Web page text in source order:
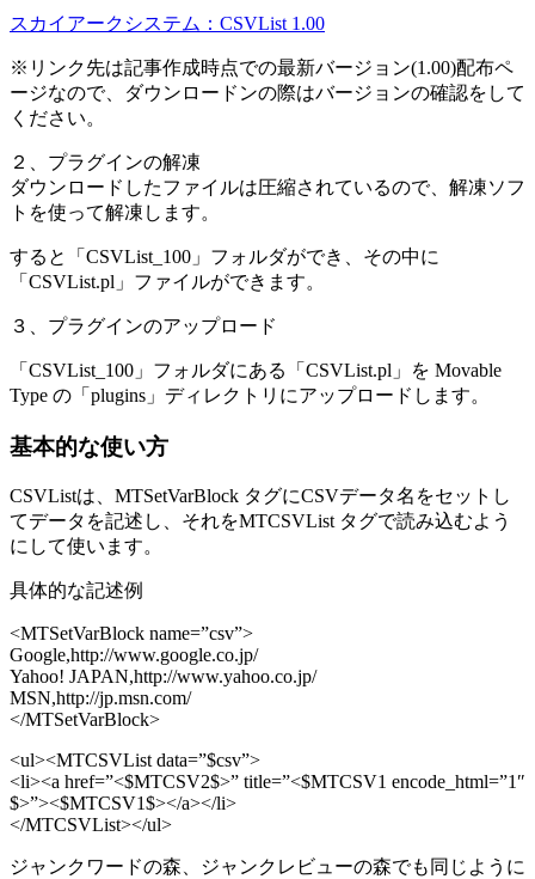
スカイアークシステム：CSVList 1.00
※リンク先は記事作成時点での最新バージョン(1.00)配布ペ
ージなので、ダウンロードンの際はバージョンの確認をして
ください。
２、プラグインの解凍
ダウンロードしたファイルは圧縮されているので、解凍ソフ
トを使って解凍します。
すると「CSVList_100」フォルダができ、その中に
「CSVList.pl」ファイルができます。
３、プラグインのアップロード
「CSVList_100」フォルダにある「CSVList.pl」を Movable
Type の「plugins」ディレクトリにアップロードします。
基本的な使い方
CSVListは、MTSetVarBlock タグにCSVデータ名をセットし
てデータを記述し、それをMTCSVList タグで読み込むよう
にして使います。
具体的な記述例
<MTSetVarBlock name=”csv”>
Google,http://www.google.co.jp/
Yahoo! JAPAN,http://www.yahoo.co.jp/
MSN,http://jp.msn.com/
</MTSetVarBlock>
<ul><MTCSVList data=”$csv”>
<li><a href=”<$MTCSV2$>” title=”<$MTCSV1 encode_html=”1″
$>”><$MTCSV1$></a></li>
</MTCSVList></ul>
ジャンクワードの森、ジャンクレビューの森でも同じように